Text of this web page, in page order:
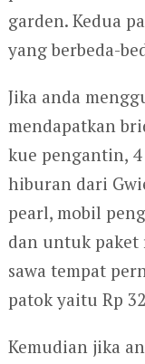
garden. Kedua
yang berbeda-
Jika anda
mendapatkan
kue pengantin,
hiburan dari
pearl, mobil
dan untuk paket
sawa tempat
patok yaitu Rp
Kemudian jika